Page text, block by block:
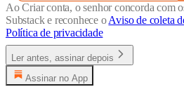
Ao Criar conta, o senhor concorda com
Substack e reconhece oAviso de coleta
Política de privacidade
Ler antes, assinar depois
Assinar no App